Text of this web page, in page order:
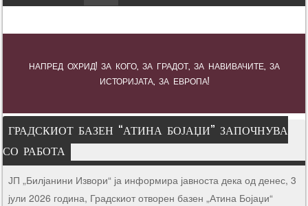
НАПРЕД ОХРИД! ЗА КОГО, ЗА ГРАДОТ, ЗА НАВИВАЧИТЕ, ЗА
ИСТОРИЈАТА, ЗА ЕВРОПА!
ГРАДСКИОТ БАЗЕН “АТИНА БОЈАЏИ” ЗАПОЧНУВА
СО РАБОТА
ЈП „Билјанини Извори“ ја информира јавноста дека од денес, 3
јули 2026 година, Градскиот отворен базен „Атина Бојаџи“